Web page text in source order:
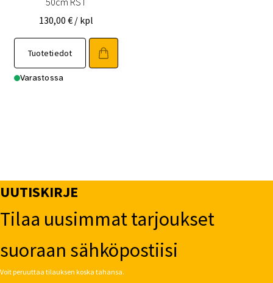
130,00 € / kpl
Tuotetiedot
Varastossa
UUTISKIRJE
Tilaa uusimmat tarjoukset
suoraan sähköpostiisi
Voit peruuttaa tilauksen koska tahansa.